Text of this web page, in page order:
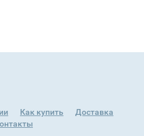
Как купить
Доставка